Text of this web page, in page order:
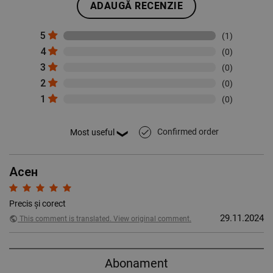
ADAUGĂ RECENZIE
5 (1)
4 (0)
3 (0)
2 (0)
1 (0)
done Confirmed order
Асен
Precis și corect
public This comment is translated. View original comment. 29.11.2024
Abonament